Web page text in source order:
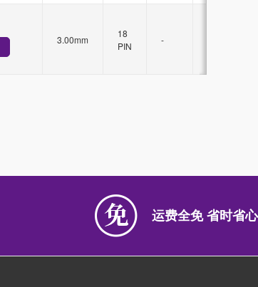
3.00mm
18
PIN
-
运费全免 省时省心